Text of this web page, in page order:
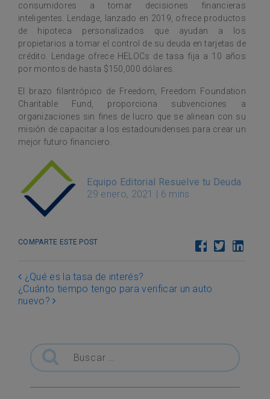
consumidores a tomar decisiones financieras
inteligentes. Lendage, lanzado en 2019, ofrece productos
de hipoteca personalizados que ayudan a los
propietarios a tomar el control de su deuda en tarjetas de
crédito. Lendage ofrece HELOCs de tasa fija a 10 años
por montos de hasta $150,000 dólares.
El brazo filantrópico de Freedom, Freedom Foundation
Charitable Fund, proporciona subvenciones a
organizaciones sin fines de lucro que se alinean con su
misión de capacitar a los estadounidenses para crear un
mejor futuro financiero.
Equipo Editorial Resuelve tu Deuda
29 enero, 2021 | 6 mins
COMPARTE ESTE POST
Post navigation
¿Qué es la tasa de interés?
¿Cuánto tiempo tengo para verificar un auto
nuevo?
Buscar